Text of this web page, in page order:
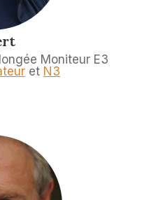
Moniteur E3
et N3